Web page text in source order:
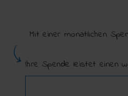
Mit einer monatlichen
Ihre Spende leistet einen